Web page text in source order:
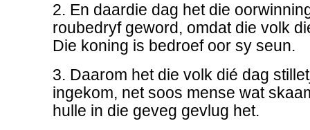
2. En daardie dag het die
roubedryf geword, omdat die volk
Die koning is bedroef oor sy seun.
3. Daarom het die volk dié dag
ingekom, net soos mense wat
hulle in die geveg gevlug het.